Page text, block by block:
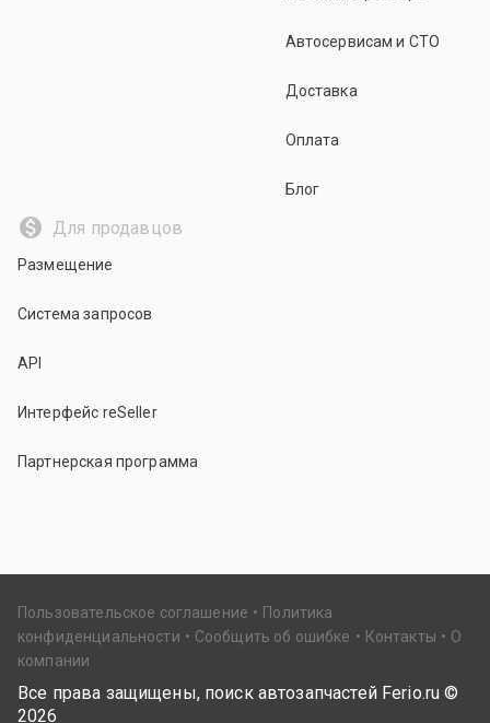
Автосервисам и СТО
Доставка
Оплата
Блог
Для продавцов
Размещение
Система запросов
API
Интерфейс reSeller
Партнерская программа
Пользовательское соглашение
Политика
конфиденциальности
Сообщить об ошибке Контакты
О
компании
Все права защищены, поиск автозапчастей Ferio.ru ©
2026